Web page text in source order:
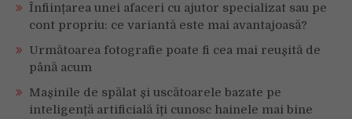
Înființarea unei afaceri cu ajutor specializat sau pe
cont propriu: ce variantă este mai avantajoasă?
Următoarea fotografie poate fi cea mai reușită de
până acum
Mașinile de spălat și uscătoarele bazate pe
inteligență artificială îți cunosc hainele mai bine